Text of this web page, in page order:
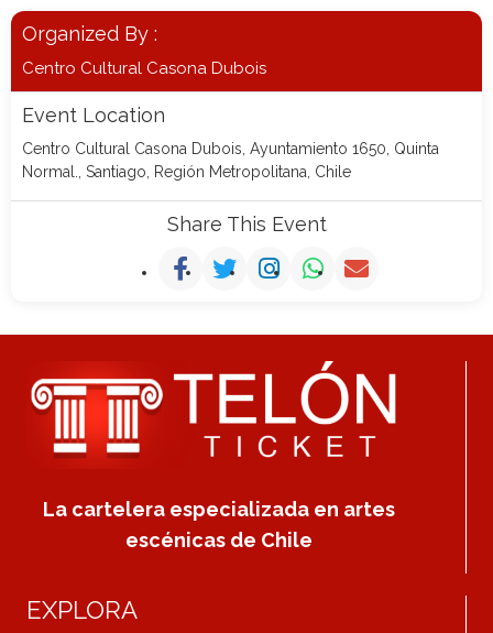
Organized By :
Centro Cultural Casona Dubois
Event Location
Centro Cultural Casona Dubois, Ayuntamiento 1650, Quinta
Normal., Santiago, Región Metropolitana, Chile
Share This Event
La cartelera especializada en artes
escénicas de Chile
EXPLORA